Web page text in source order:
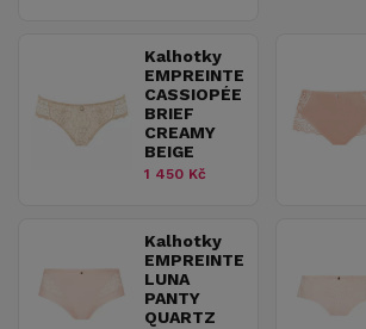
Kalhotky
EMPREINTE
CASSIOPÉE
BRIEF
CREAMY
BEIGE
1 450 Kč
Kalhotky
EMPREINTE
LUNA
PANTY
QUARTZ